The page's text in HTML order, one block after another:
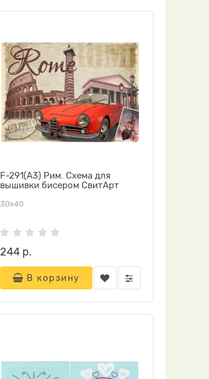
F-291(А3) Рим. Схема для
вышивки бисером СвитАрт
30х40
244 р.
В корзину